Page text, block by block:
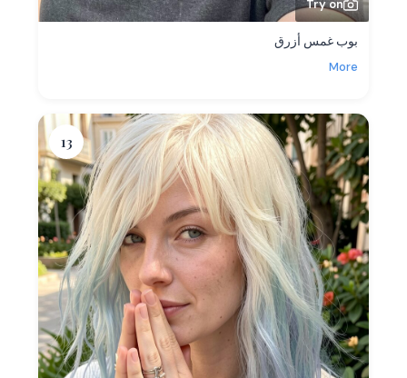
Try on
بوب غمس أزرق
More
13